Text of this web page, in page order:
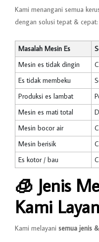
Kami menangani semua
dengan solusi tepat & cepat:
Masalah Mesin Es
Mesin es tidak dingin
Es tidak membeku
Produksi es lambat
Mesin es mati total
Mesin bocor air
Mesin berisik
Es kotor / bau
🧊 Jenis
Kami
Kami melayani semua jenis